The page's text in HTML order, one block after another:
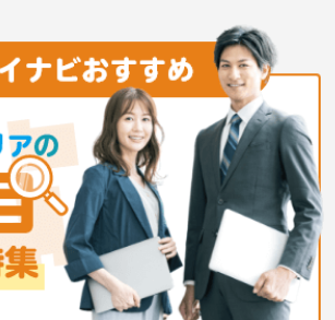
はお気軽にお問い合わせくださ